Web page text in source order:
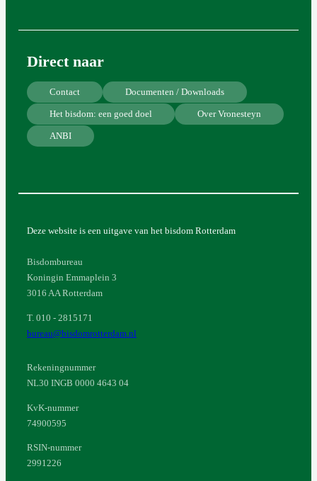
Direct naar
Contact Documenten / Downloads
Het bisdom: een goed doel Over Vronesteyn
ANBI
Deze website is een uitgave van het bisdom Rotterdam
Bisdombureau
Koningin Emmaplein 3
3016 AA Rotterdam
T. 010 - 2815171
bureau@bisdomrotterdam.nl
Rekeningnummer
NL30 INGB 0000 4643 04
KvK-nummer
74900595
RSIN-nummer
2991226